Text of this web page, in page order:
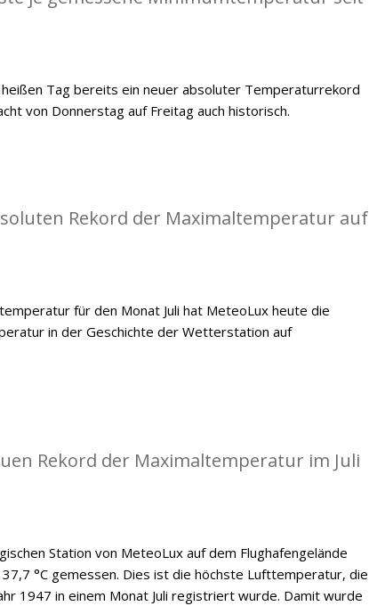
Tag bereits ein neuer absoluter Temperaturrekord
von Donnerstag auf Freitag auch historisch.
Rekord der Maximaltemperatur auf
für den Monat Juli hat MeteoLux heute die
in der Geschichte der Wetterstation auf
Rekord der Maximaltemperatur im Juli
Station von MeteoLux auf dem Flughafengelände
°C gemessen. Dies ist die höchste Lufttemperatur, die
1947 in einem Monat Juli registriert wurde. Damit wurde